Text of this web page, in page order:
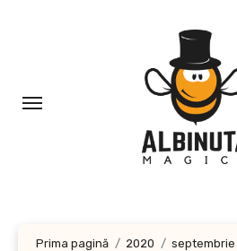
Prima pagină 2020
septembrie